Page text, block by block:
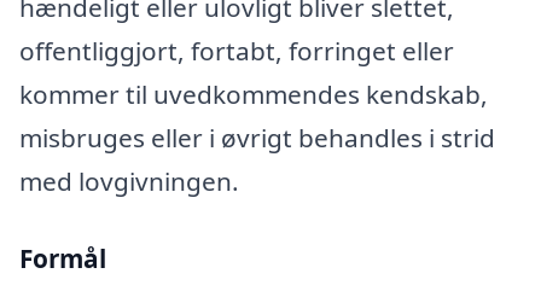
hændeligt eller ulovligt bliver slettet,
offentliggjort, fortabt, forringet eller
kommer til uvedkommendes kendskab,
misbruges eller i øvrigt behandles i strid
med lovgivningen.
Formål